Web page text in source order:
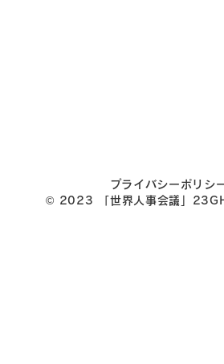
プライバシーポリシ
© 2023 ​「世界人事会議」